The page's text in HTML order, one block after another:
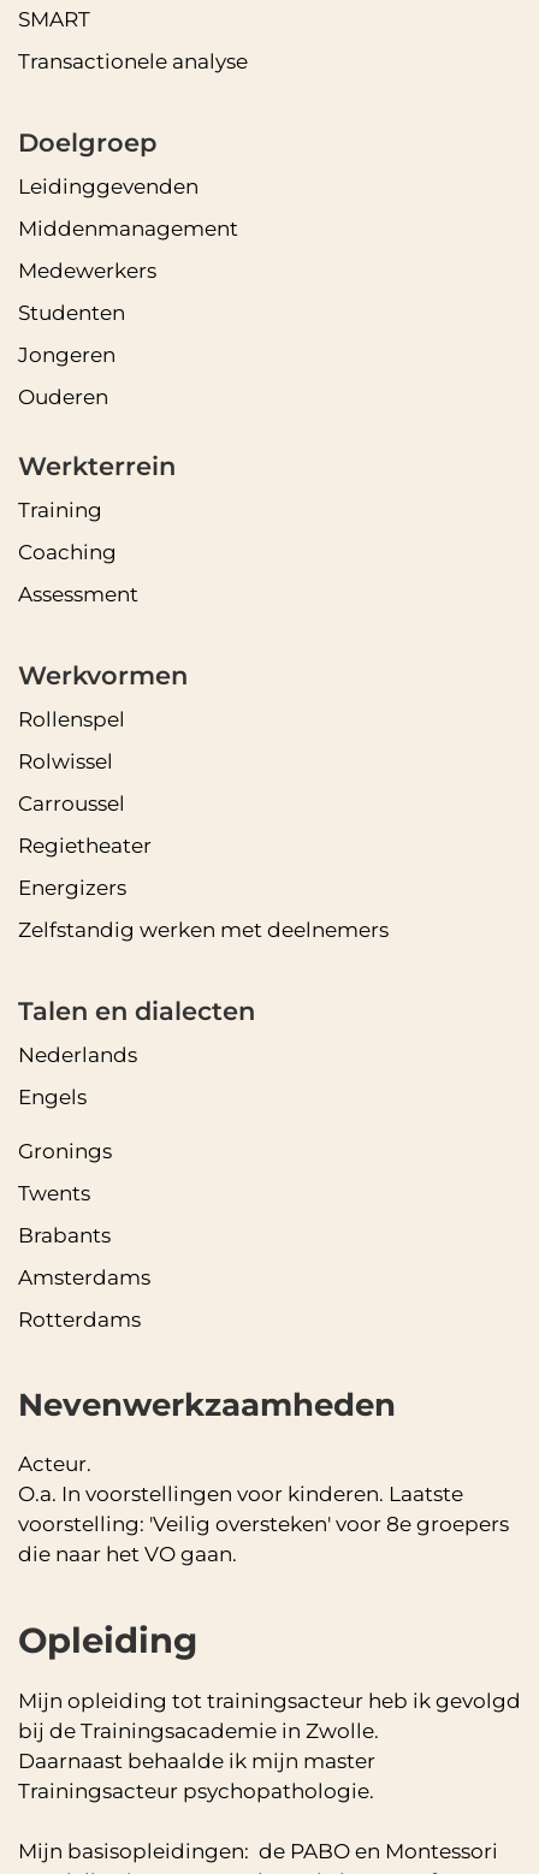
SMART
Transactionele analyse
Doelgroep
Leidinggevenden
Middenmanagement
Medewerkers
Studenten
Jongeren
Ouderen
Werkterrein
Training
Coaching
Assessment
Werkvormen
Rollenspel
Rolwissel
Carroussel
Regietheater
Energizers
Zelfstandig werken met deelnemers
Talen en dialecten
Nederlands
Engels
Gronings
Twents
Brabants
Amsterdams
Rotterdams
Nevenwerkzaamheden
Acteur.
O.a. In voorstellingen voor kinderen. Laatste
voorstelling: 'Veilig oversteken' voor 8e groepers
die naar het VO gaan.
Opleiding
Mijn opleiding tot trainingsacteur heb ik gevolgd
bij de Trainingsacademie in Zwolle.
Daarnaast behaalde ik mijn master
Trainingsacteur psychopathologie.
Mijn basisopleidingen: de PABO en Montessori